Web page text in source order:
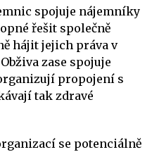
spojuje nájemníky
řešit společně
hájit jejich práva v
zase spojuje
propojení s
tak zdravé
se potenciálně